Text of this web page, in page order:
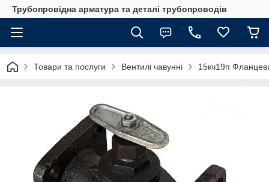
Трубопровідна арматура та деталі трубопроводів
Товари та послуги Вентилі чавунні 15кч19п